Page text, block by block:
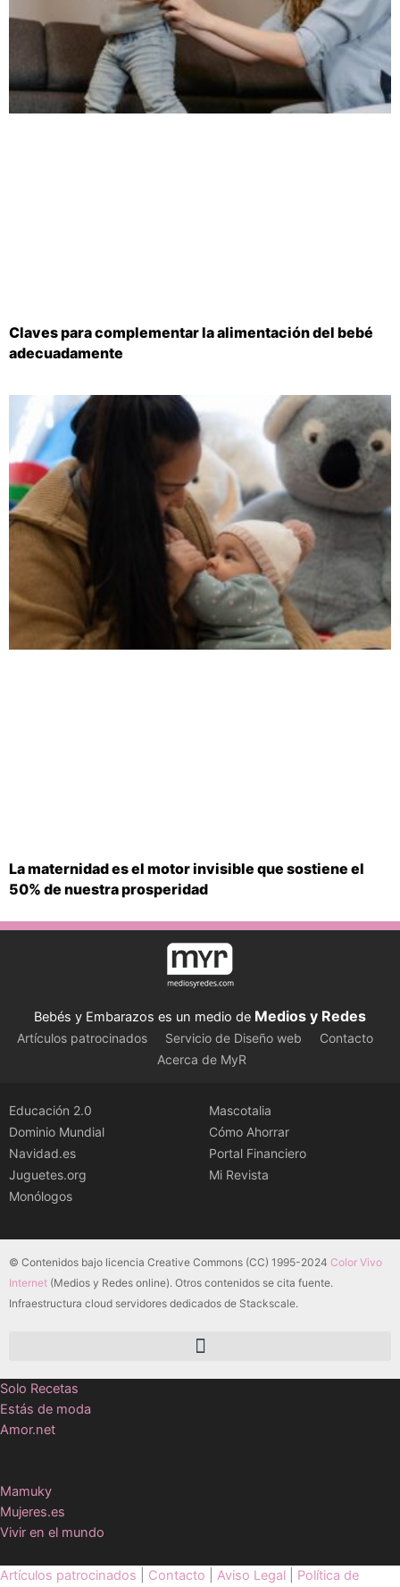
Claves para complementar la alimentación del bebé
adecuadamente
La maternidad es el motor invisible que sostiene el
50% de nuestra prosperidad
Bebés y Embarazos es un medio de Medios y Redes
Artículos patrocinados Servicio de Diseño web
Contacto
Acerca de MyR
Educación 2.0
Dominio Mundial
Navidad.es
Juguetes.org
Monólogos
Mascotalia
Cómo Ahorrar
Portal Financiero
Mi Revista
© Contenidos bajo licencia Creative Commons (CC) 1995-2024 Color Vivo
Internet (Medios y Redes online). Otros contenidos se cita fuente.
Infraestructura cloud servidores dedicados de Stackscale.
Solo Recetas
Estás de moda
Amor.net
Mamuky
Mujeres.es
Vivir en el mundo
Artículos patrocinados Contacto Aviso Legal Política de